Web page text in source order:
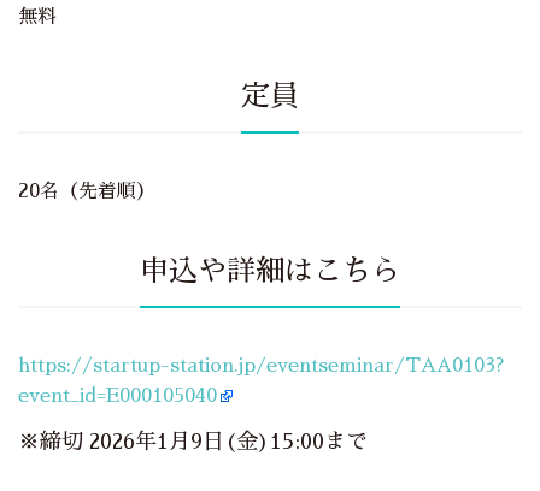
無料
定員
20名（先着順）
申込や詳細はこちら
https://startup-station.jp/eventseminar/TAA0103?
event_id=E000105040
※締切 2026年1月9日(金)15:00まで